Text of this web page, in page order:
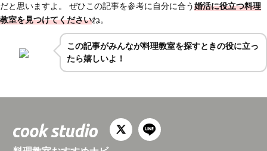
だと思いますよ。 ぜひこの記事を参考に自分に合う婚活に役立つ料理
教室を見つけてくださいね。
この記事がみんなが料理教室を探すときの役に立っ
たら嬉しいよ！